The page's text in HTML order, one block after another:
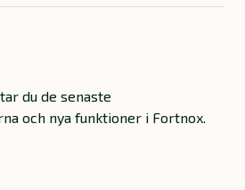
du de senaste
och nya funktioner i Fortnox.